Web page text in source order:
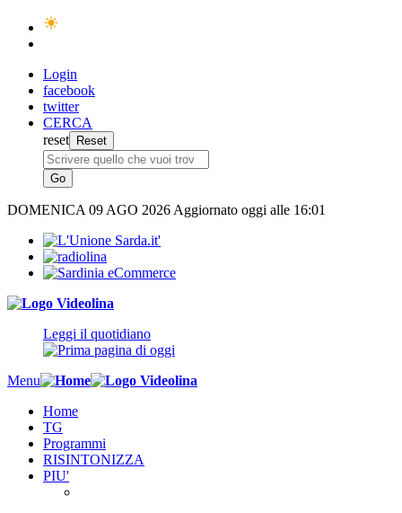
Login
facebook
twitter
CERCA
reset
DOMENICA 09 AGO 2026 Aggiornato oggi alle 16:01
Leggi il quotidiano
Menu
Home
TG
Programmi
RISINTONIZZA
PIU'